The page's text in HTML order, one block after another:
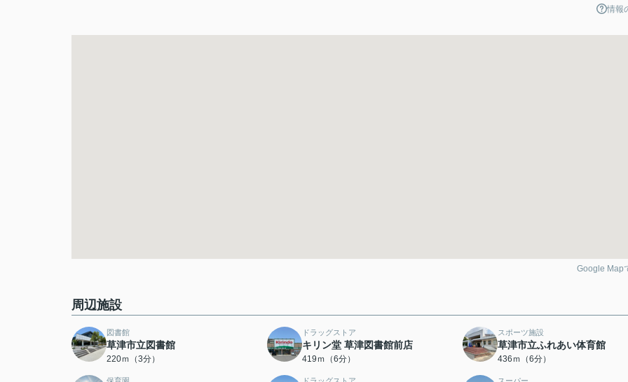
情報
Google Map
周辺施設
図書館
草津市立図書館
220ｍ（3分）
ドラッグストア
キリン堂 草津図書館前店
419ｍ（6分）
スポーツ施設
草津市立ふれあい体育館
436ｍ（6分）